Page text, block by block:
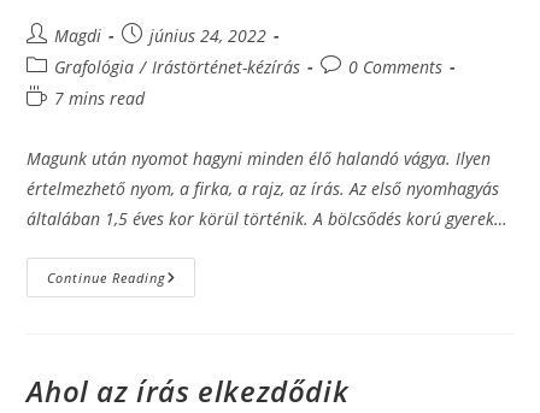
Post
author:
Magdi
Post
published:
június 24, 2022
Post
category:
Grafológia / Irástörténet-kézírás
Post0 Comments
Reading7 mins read
Magunk után nyomot hagyni minden élő halandó vágya. Ilyen
értelmezhető nyom, a firka, a rajz, az írás. Az első nyomhagyás
általában 1,5 éves kor körül történik. A bölcsődés korú gyerek…
Continue ReadingA
Nyomhagyás
Az
Írás
Ahol az írás elkezdődik